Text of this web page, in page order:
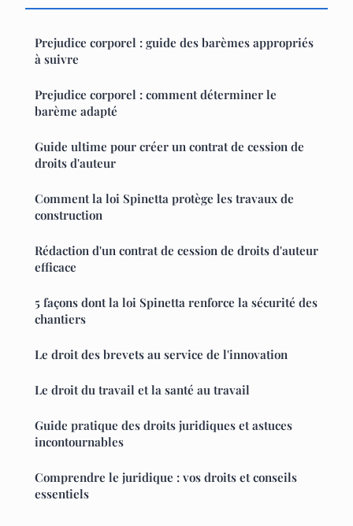
Prejudice corporel : guide des barèmes appropriés
à suivre
Prejudice corporel : comment déterminer le
barème adapté
Guide ultime pour créer un contrat de cession de
droits d'auteur
Comment la loi Spinetta protège les travaux de
construction
Rédaction d'un contrat de cession de droits d'auteur
efficace
5 façons dont la loi Spinetta renforce la sécurité des
chantiers
Le droit des brevets au service de l'innovation
Le droit du travail et la santé au travail
Guide pratique des droits juridiques et astuces
incontournables
Comprendre le juridique : vos droits et conseils
essentiels